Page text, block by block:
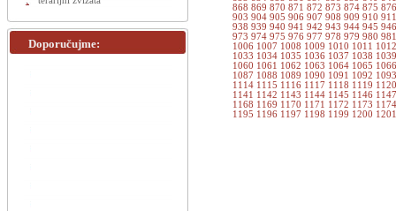
868 869 870 871 872 873 874 875
903 904 905 906 907 908 909 910
938 939 940 941 942 943 944 945
973 974 975 976 977 978 979 980
1006 1007 1008 1009 1010 1011
1033 1034 1035 1036 1037 1038
1060 1061 1062 1063 1064 1065
1087 1088 1089 1090 1091 1092
1114 1115 1116 1117 1118 1119
1141 1142 1143 1144 1145 1146
1168 1169 1170 1171 1172 1173
1195 1196 1197 1198 1199 1200
Doporučujme: